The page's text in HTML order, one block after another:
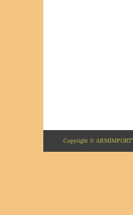
Copyright ©